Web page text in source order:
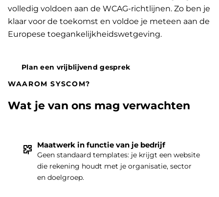
|
volledig voldoen aan de WCAG-richtlijnen. Zo ben je
klaar voor de toekomst en voldoe je meteen aan de
Europese toegankelijkheidswetgeving.
Plan een vrijblijvend gesprek
WAAROM SYSCOM?
Wat je van ons mag verwachten
Maatwerk in functie van je bedrijf
Geen standaard templates: je krijgt een website
die rekening houdt met je organisatie, sector
en doelgroep.